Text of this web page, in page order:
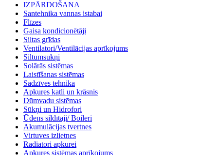
IZPĀRDOŠANA
Santehnika vannas istabai
Flīzes
Gaisa kondicionētāji
Siltas grīdas
Ventilatori/Ventilācijas aprīkojums
Siltumsūkņi
Solārās sistēmas
Laistīšanas sistēmas
Sadzīves tehnika
Apkures katli un krāsnis
Dūmvadu sistēmas
Sūkņi un Hidrofori
Ūdens sildītāji/ Boileri
Akumulācijas tvertnes
Virtuves izlietnes
Radiatori apkurei
Apkures sistēmas aprīkojums